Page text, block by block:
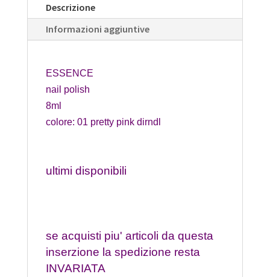
Descrizione
Informazioni aggiuntive
ESSENCE
nail polish
8ml
colore: 01 pretty pink dirndl
ultimi disponibili
se acquisti piu' articoli da questa
inserzione la spedizione resta
INVARIATA